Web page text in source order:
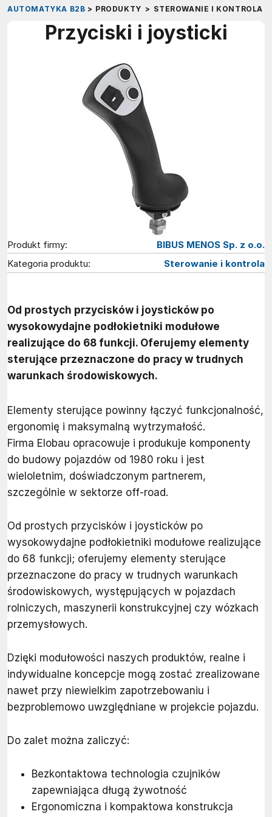
AUTOMATYKA B2B > PRODUKTY > STEROWANIE I KONTROLA
Przyciski i joysticki
Produkt firmy:
BIBUS MENOS Sp. z o.o.
Kategoria produktu:
Sterowanie i kontrola
Od prostych przycisków i joysticków po
wysokowydajne podłokietniki modułowe
realizujące do 68 funkcji. Oferujemy elementy
sterujące przeznaczone do pracy w trudnych
warunkach środowiskowych.
Elementy sterujące powinny łączyć funkcjonalność,
ergonomię i maksymalną wytrzymałość.
Firma Elobau opracowuje i produkuje komponenty
do budowy pojazdów od 1980 roku i jest
wieloletnim, doświadczonym partnerem,
szczególnie w sektorze off-road.
Od prostych przycisków i joysticków po
wysokowydajne podłokietniki modułowe realizujące
do 68 funkcji; oferujemy elementy sterujące
przeznaczone do pracy w trudnych warunkach
środowiskowych, występujących w pojazdach
rolniczych, maszynerii konstrukcyjnej czy wózkach
przemysłowych.
Dzięki modułowości naszych produktów, realne i
indywidualne koncepcje mogą zostać zrealizowane
nawet przy niewielkim zapotrzebowaniu i
bezproblemowo uwzględniane w projekcie pojazdu.
Do zalet można zaliczyć:
Bezkontaktowa technologia czujników
zapewniająca długą żywotność
Ergonomiczna i kompaktowa konstrukcja